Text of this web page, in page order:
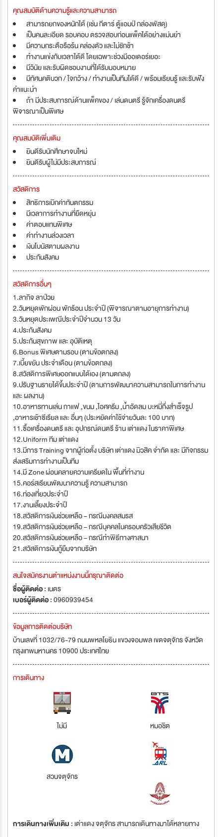
คุณสมบัติด้านความรู้และความสามารถ
สามารถยกของหนักได้ (เช่น กีตาร์ ตู้แอมป์ กล่องพัสดุ)
เป็นคนละเอียด รอบคอบ ตรวจสอบก่อนแพ็คได้อย่างแม่นยำ
มีความกระตือรือร้น คล่องตัว และไม่ชักช้า
ทำงานแข่งกับเวลาได้ดี โดยเฉพาะช่วงมีออเดอร์เยอะ
มีวินัย และรับผิดชอบงานที่ได้รับมอบหมาย
มีทัศนคติบวก / ใจกว้าง / ทำงานเป็นทีมได้ดี / พร้อมเรียนรู้ และรับฟัง
คำแนะนำ
ถ้า มีประสบการณ์ด้านแพ็คของ / เล่นดนตรี รู้จักเครื่องดนตรี
พิจารณาเป็นพิเศษ
คุณสมบัติเพิ่มเติม
ยินดีรับนักศึกษาจบใหม่
ยินดีรับผู้ไม่มีประสบการณ์
สวัสดิการ
สิทธิการเบิกค่าทันตกรรม
มีเวลาการทำงานที่ยืดหยุ่น
ค่าตอบแทนพิเศษ
ค่าทำงานล่วงเวลา
เงินโบนัสตามผลงาน
ประกันสังคม
สวัสดิการอื่นๆ
1.ลากิจ ลาป่วย
2.วันหยุดพักผ่อน พักร้อน ประจำปี (พิจารณาตามอายุการทำงาน)
3.วันหยุดประเพณีประจำปีจำนวน 13 วัน
4.ประกันสังคม
5.ประกันสุขภาพ และ อุบัติเหตุ
6.Bonus พิเศษตามรอบ (ตามข้อตกลง)
7.เบี้ยขยัน ประจำเดือน (ตามข้อตกลง)
8.สวัสดิการพิเศษออกแบบได้เอง (ตามตกลง)
9.ปรับฐานรายได้ขึ้นประจำปี (ตามการพัฒนาความสามารถในการทำงาน
และ ผลงาน)
10.อาหารทานเล่น กาแฟ ,ขนม ,ไอศครีม ,น้ำอัดลม บะหมี่กึ่งสำเร็จรูป
,อาหารเช้าซีเรียล และ อื่นๆ (ประหยัดค่าใช้จ่ายวันละ 100 บาท)
11.ซื้อเครื่องดนตรี และ อุปกรณ์ดนตรี ร้าน เต่าแดง ในราคาพิเศษ
12.Uniform ทีม เต่าแดง
13.มีการ Training จากผู้ก่อตั้ง บริษัท เต่าแดง มิวสิค จำกัด และ มีกิจกรรม
ส่งเสริมการทำงานเป็นทีม
14.มี Zone ผ่อนคลายความเครียดใน พื้นที่ทำงาน
15.คอร์สเรียนพัฒนาความรู้ ความสามารถ
16.ท่องเที่ยวประจำปี
17.งานเลี้ยงประจำปี
18.สวัสดิการเงินช่วยเหลือ – กรณีมงคลสมรส
19.สวัสดิการเงินช่วยเหลือ – กรณีบุคคลในครอบครัวเสียชีวิต
20.สวัสดิการเงินช่วยเหลือ – กรณีทำพิธีทางศาสนา
21.สวัสดิการเงินกู้ยืมจากบริษัท
สนใจสมัครงานตำแหน่งงานนี้กรุณาติดต่อ
ชื่อผู้ติดต่อ : เนตร
เบอร์ผู้ติดต่อ :0960939454
ข้อมูลการติดต่อบริษัท
บ้านเลขที่ 1032/76-79 ถนนพหลโยธิน แขวงจอมพล เขตจตุจักร จังหวัด
กรุงเทพมหานคร 10900 ประเทศไทย
การเดินทาง
ไม่มี หมอชิต
สวนจตุจักร
การเดินทางเพิ่มเติม : เต่าแดง จตุจักร สามารถเดินทางมาได้หลายทาง